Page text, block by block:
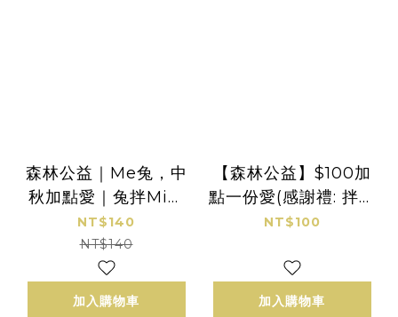
森林公益｜Me兔，中
秋加點愛｜兔拌Mi｜
森林拌麵｜南瓜油蔥X
紅蘿蔔麻油｜1組2包｜
125g/包｜提袋組
NT$140
NT$140
加入購物車
【森林公益】$100加
點一份愛(感謝禮: 拌麵
１包)｜可累計｜此款
會 (非實體商品)
NT$100
加入購物車